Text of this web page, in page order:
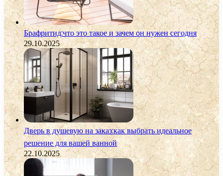
Брафритид:что это такое и зачем он нужен сегодня
29.10.2025
Дверь в душевую на заказ:как выбрать идеальное
решение для вашей ванной
22.10.2025